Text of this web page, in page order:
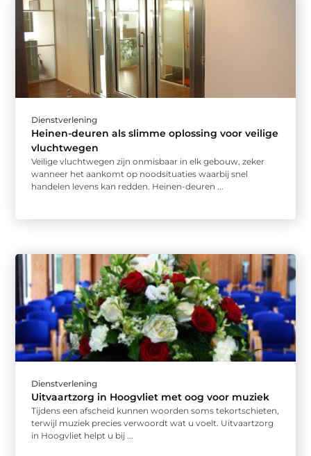
Dienstverlening
Heinen-deuren als slimme oplossing voor veilige
vluchtwegen
Veilige vluchtwegen zijn onmisbaar in elk gebouw, zeker
wanneer het aankomt op noodsituaties waarbij snel
handelen levens kan redden. Heinen-deuren ...
Dienstverlening
Uitvaartzorg in Hoogvliet met oog voor muziek
Tijdens een afscheid kunnen woorden soms tekortschieten,
terwijl muziek precies verwoordt wat u voelt. Uitvaartzorg
in Hoogvliet helpt u bij ...